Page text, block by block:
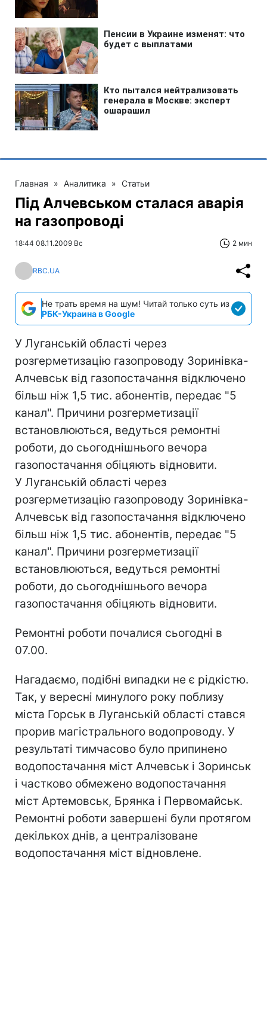
Главная » Аналитика » Статьи
Під Алчевськом сталася аварія
на газопроводі
18:44 08.11.2009 Вс 2 мин
RBC.UA
Не трать время на шум! Читай только суть из
РБК-Украина в Google
У Луганській області через
розгерметизацію газопроводу Зоринівка-
Алчевськ від газопостачання відключено
більш ніж 1,5 тис. абонентів, передає "5
канал". Причини розгерметизації
встановлюються, ведуться ремонтні
роботи, до сьогоднішнього вечора
газопостачання обіцяють відновити.
У Луганській області через
розгерметизацію газопроводу Зоринівка-
Алчевськ від газопостачання відключено
більш ніж 1,5 тис. абонентів, передає "5
канал". Причини розгерметизації
встановлюються, ведуться ремонтні
роботи, до сьогоднішнього вечора
газопостачання обіцяють відновити.
Ремонтні роботи почалися сьогодні в
07.00.
Нагадаємо, подібні випадки не є рідкістю.
Так, у вересні минулого року поблизу
міста Горськ в Луганській області стався
прорив магістрального водопроводу. У
результаті тимчасово було припинено
водопостачання міст Алчевськ і Зоринськ
і частково обмежено водопостачання
міст Артемовськ, Брянка і Первомайськ.
Ремонтні роботи завершені були протягом
декількох днів, а централізоване
водопостачання міст відновлене.